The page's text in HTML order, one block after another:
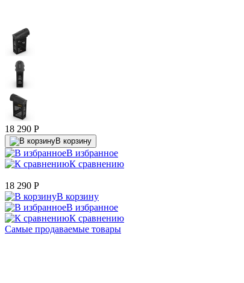
18 290 P
В корзину
В избранное
К сравнению
18 290 P
В корзину
В избранное
К сравнению
Самые продаваемые товары